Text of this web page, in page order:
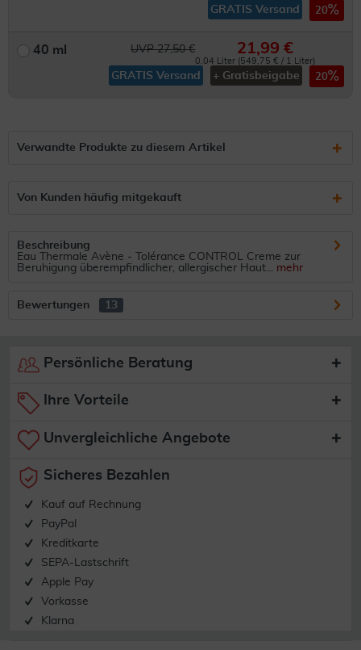
GRATIS Versand 20
40 ml UVP 27,50 € 21,99 €
0.04 Liter (549,75 € / 1 Liter)
GRATIS Versand + Gratisbeigabe 20
Verwandte Produkte zu diesem Artikel
Von Kunden häufig mitgekauft
Beschreibung
Eau Thermale Avène - Tolérance CONTROL Creme zur
Beruhigung überempfindlicher, allergischer Haut... mehr
Bewertungen 13
Persönliche Beratung
Ihre Vorteile
Unvergleichliche Angebote
Sicheres Bezahlen
Kauf auf Rechnung
PayPal
Kreditkarte
SEPA-Lastschrift
Apple Pay
Vorkasse
Klarna